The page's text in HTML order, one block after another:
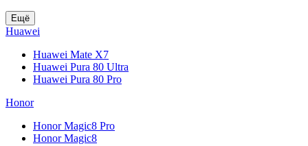
Ещё
Huawei
Huawei Mate X7
Huawei Pura 80 Ultra
Huawei Pura 80 Pro
Honor
Honor Magic8 Pro
Honor Magic8